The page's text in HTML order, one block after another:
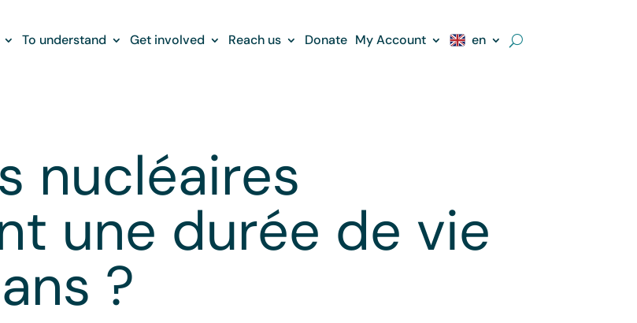
To understand Get involved Reach us Donate My Account en
nucléaires
une durée de vie
?